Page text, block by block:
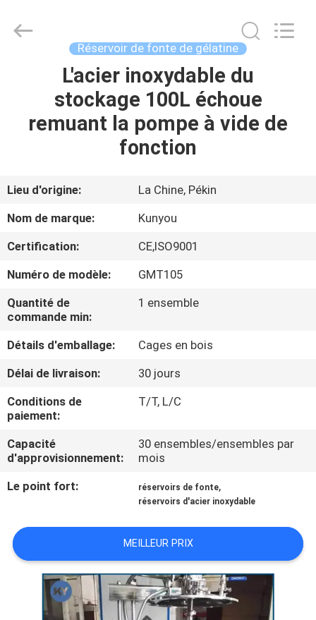
MAISON
VIDÉOS
À
PROPOS
DE
VISITE
DE
L'USINE
CONTRÔLE
DE
QUALITÉ
NOUVELLES
Pharmatech
Réservoir de fonte de gélatine
L'acier inoxydable du
stockage 100L échoue
remuant la pompe à vide de
fonction
Lieu d'origine:
La Chine, Pékin
Nom de marque:
Kunyou
Certification:
CE,ISO9001
Numéro de modèle:
GMT105
Quantité de
commande min:
1 ensemble
Détails d'emballage:
Cages en bois
Délai de livraison:
30 jours
Conditions de
paiement:
T/T, L/C
Capacité
d'approvisionnement:
30 ensembles/ensembles par
mois
Le point fort:
réservoirs de fonte,
réservoirs d'acier inoxydable
MEILLEUR PRIX